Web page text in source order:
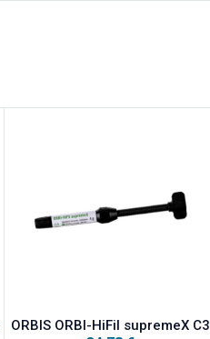
ORBIS ORBI-HiFil supremeX C3